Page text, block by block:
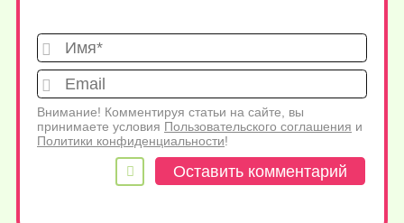
Имя*
Внимание! Комментируя статьи на сайте, вы
принимаете условия Пользовательского соглашения и
Политики конфиденциальности!